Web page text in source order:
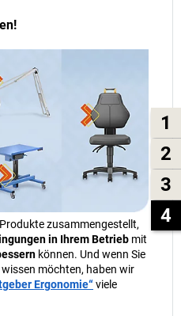
1
2
3
4
zusammengestellt,
in Ihrem Betrieb mit
können. Und wenn Sie
möchten, haben wir
Ergonomie“viele